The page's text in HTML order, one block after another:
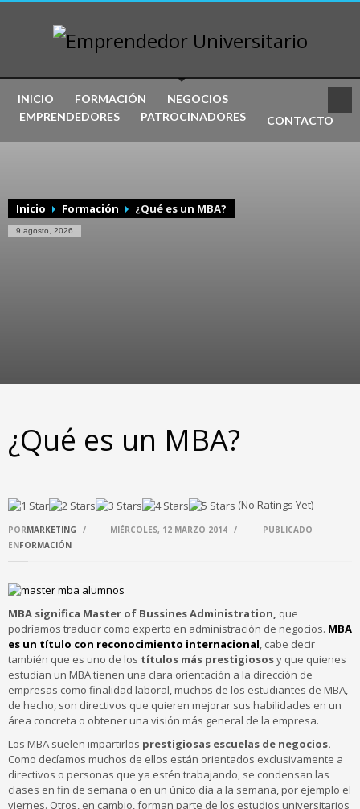
INICIO FORMACIÓN
NEGOCIOS
EMPRENDEDORES
PATROCINADORES CONTACTO
Inicio Formación ¿Qué es un MBA?
9 agosto, 2026
¿Qué es un MBA?
(No Ratings Yet)
PORMARKETING / MIÉRCOLES, 12 MARZO 2014 /
PUBLICADO
ENFORMACIÓN
MBA significa Master of Bussines Administration, que
podríamos traducir como experto en administración de negocios. MBA
es un título con reconocimiento internacional, cabe decir
también que es uno de los títulos más prestigiososy que quienes
estudian un MBA tienen una clara orientación a la dirección de
empresas como finalidad laboral, muchos de los estudiantes de MBA,
de hecho, son directivos que quieren mejorar sus habilidades en un
área concreta o obtener una visión más general de la empresa.
Los MBA suelen impartirlos prestigiosas escuelas de negocios.
Como decíamos muchos de ellos están orientados exclusivamente a
directivos o personas que ya estén trabajando, se condensan las
clases en fin de semana o en un único día a la semana, por ejemplo el
viernes. Otros, en cambio, forman parte de los estudios universitarios